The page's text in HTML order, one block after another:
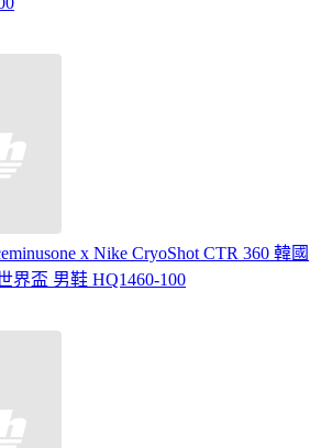
x Nike CryoShot CTR 360 韓國
界盃 男鞋 HQ1460-100